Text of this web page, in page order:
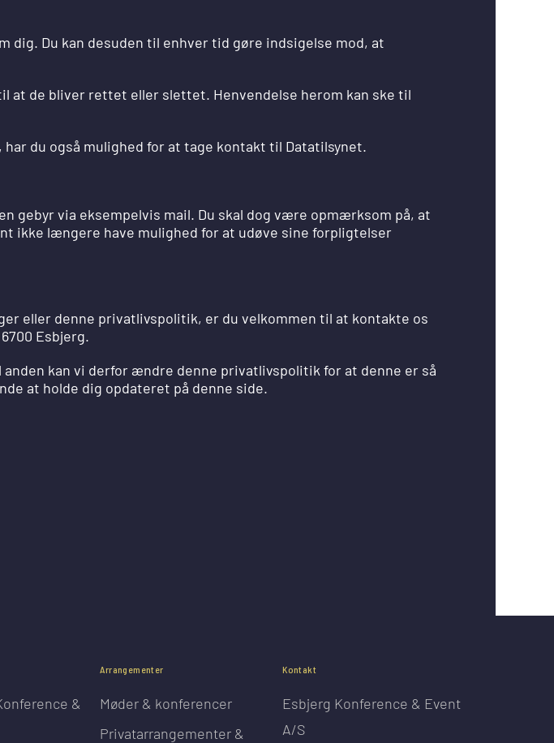
dig. Du kan desuden til enhver tid gøre indsigelse mod, at
at de bliver rettet eller slettet. Henvendelse herom kan ske til
du også mulighed for at tage kontakt til Datatilsynet.
gebyr via eksempelvis mail. Du skal dog være opmærksom på, at
ikke længere have mulighed for at udøve sine forpligtelser
eller denne privatlivspolitik, er du velkommen til at kontakte os
Esbjerg.
kan vi derfor ændre denne privatlivspolitik for at denne er så
at holde dig opdateret på denne side.
&
Arrangementer
Møder & konferencer
Privatarrangementer &
Kontakt
Esbjerg Konference & Event
A/S